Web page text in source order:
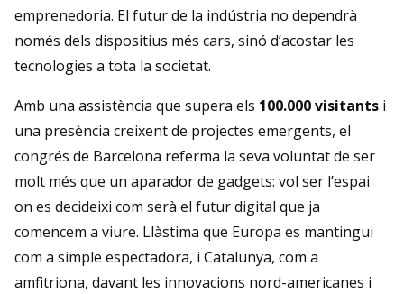
emprenedoria. El futur de la indústria no dependrà
només dels dispositius més cars, sinó d’acostar les
tecnologies a tota la societat.
Amb una assistència que supera els 100.000 visitants i
una presència creixent de projectes emergents, el
congrés de Barcelona referma la seva voluntat de ser
molt més que un aparador de gadgets: vol ser l’espai
on es decideixi com serà el futur digital que ja
comencem a viure. Llàstima que Europa es mantingui
com a simple espectadora, i Catalunya, com a
amfitriona, davant les innovacions nord-americanes i